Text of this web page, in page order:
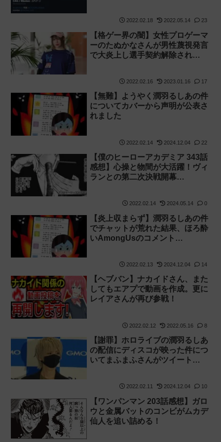
2022.02.18 2022.05.14 23
【格ゲー界の闇】女性プロゲーマ
ーのたぬかなさんが男性蔑視発言
で大炎上し選手契約解除され…
2022.02.16 2023.01.16 17
【無難】ようやく潤羽るしあの件
についてカバーから声明が公表さ
れました
2022.02.14 2024.12.04 22
【僕のヒーローアカデミア 343話
感想】心操と物間が大活躍！ヴィ
ランとの第二次決戦開幕…
2022.02.14 2024.05.14 0
【炎上収まらず】潤羽るしあの件
でチャットが荒れた結果、ほろ酔
いAmongUsのコメント…
2022.02.13 2024.12.04 14
【ヘブバン】ナカイドさん、また
してもエアプで動画を作成。更に
レイアさんが再び参戦！
2022.02.12 2022.05.16 8
【謝罪】ホロライブの潤羽るしあ
の配信にディスコが映った件につ
いてまふまふさんがツイート…
2022.02.11 2024.12.04 10
【ワンパンマン 203話感想】ガロ
ウと金属バットのコンビがムカデ
仙人を追い詰める！